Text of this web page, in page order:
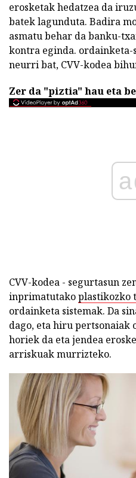
erosketak hedatzea da
batek lagunduta. Badira
asmatu behar da banku-
kontra eginda.
neurri bat, CVV-kodea
Zer da "piztia" hau eta
CVV-kodea - segurtasun
inprimatutakoplastikozko
ordainketa sistemak. Da
dago, eta hiru pertsonaiak
horiek da eta jendea
arriskuak murrizteko.